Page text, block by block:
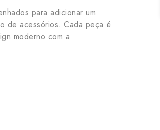
para adicionar um
de acessórios. Cada peça é
moderno com a